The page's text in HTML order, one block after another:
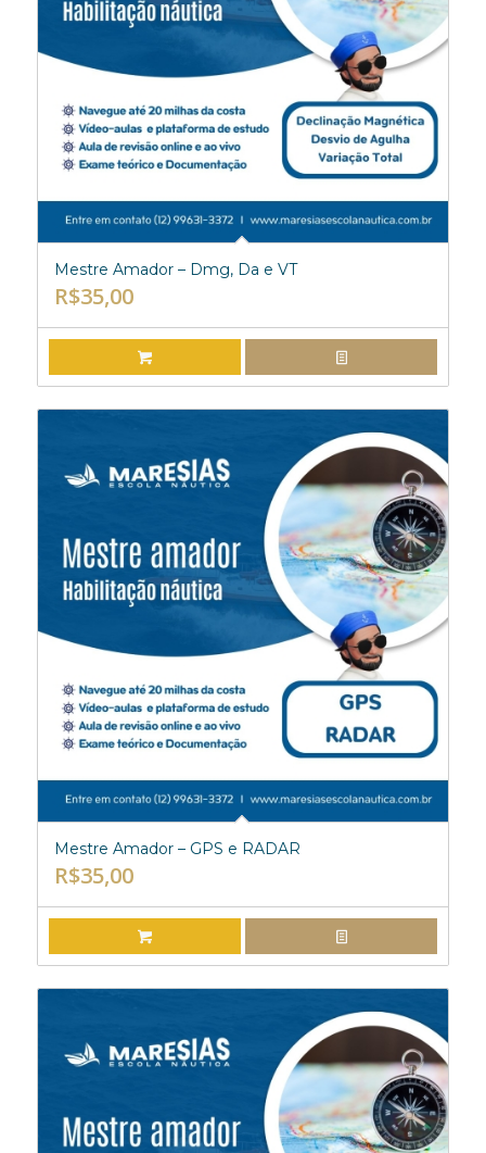
Mestre Amador – Dmg, Da e VT
R$35,00
ADICIONAR AO CARRINHO EXIBIR DETALHES
Mestre Amador – GPS e RADAR
R$35,00
ADICIONAR AO CARRINHO EXIBIR DETALHES